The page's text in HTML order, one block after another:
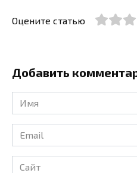
Оцените статью
Добавить
Имя
*
Email
*
Сайт